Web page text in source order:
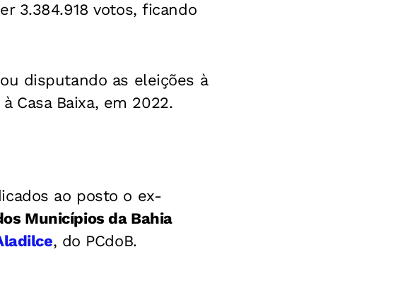
3.384.918 votos, ficando
disputando as eleições à
Casa Baixa, em 2022.
ao posto o ex-
Municípios da Bahia
, do PCdoB.